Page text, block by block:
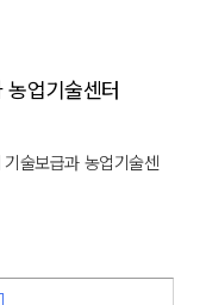
업기술센터
술보급과 농업기술센